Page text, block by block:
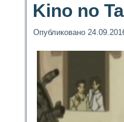
Kino no
Опубликовано